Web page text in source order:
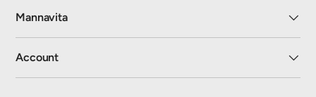
Mannavita
Account